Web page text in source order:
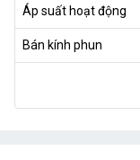
Áp suất hoạt động
Bán kính phun